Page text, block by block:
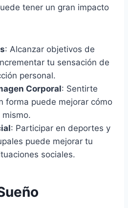
tener un gran impacto
: Alcanzar objetivos de
tu sensación de
personal.
Corporal: Sentirte
forma puede mejorar cómo
: Participar en deportes y
puede mejorar tu
sociales.